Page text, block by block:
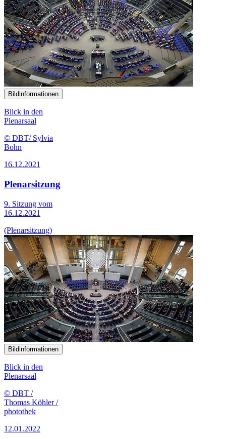
Bildinformationen
Blick in den
Plenarsaal
© DBT/ Sylvia
Bohn
16.12.2021
Plenarsitzung
9. Sitzung vom
16.12.2021
(Plenarsitzung)
Bildinformationen
Blick in den
Plenarsaal
© DBT /
Thomas Köhler /
photothek
12.01.2022